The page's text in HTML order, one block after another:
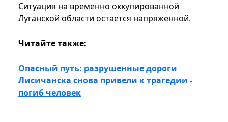
Ситуация на временно оккупированной
Луганской области остается напряженной.
Читайте также:
Опасный путь: разрушенные дороги
Лисичанска снова привели к трагедии -
погиб человек